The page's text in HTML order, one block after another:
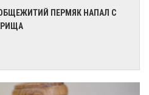
ПЕРМЯК НАПАЛ С